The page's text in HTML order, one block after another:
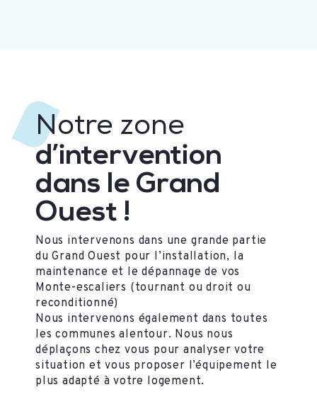
Notre zone
d’intervention
dans le Grand
Ouest !
Nous intervenons dans une grande partie
du Grand Ouest pour l’installation, la
maintenance et le dépannage de vos
Monte-escaliers (tournant ou droit ou
reconditionné)
Nous intervenons également dans toutes
les communes alentour. Nous nous
déplaçons chez vous pour analyser votre
situation et vous proposer l’équipement le
plus adapté à votre logement.